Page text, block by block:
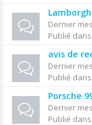
Dernier
Publié dans
avis de
Dernier
Publié dans
Porsche
Dernier
Publié dans